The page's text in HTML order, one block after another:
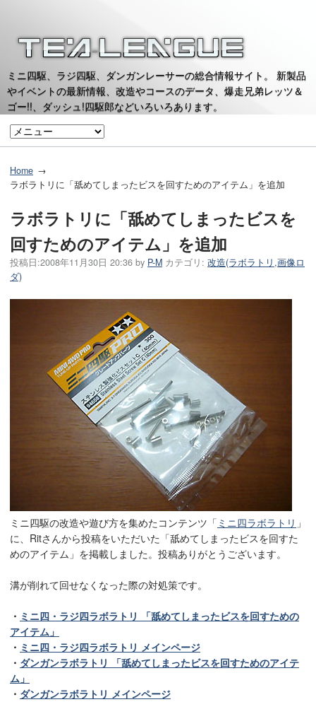
ミニ四駆、ラジ四駆、ダンガンレーサーの総合情報サイト。 新製品
やイベントの最新情報、改造やコースのデータ、爆走兄弟レッツ＆
ゴー!!、ダッシュ!四駆郎などいろいろあります。
Home
ラボラトリに「舐めてしまったビスを回すためのアイテム」を追加
ラボラトリに「舐めてしまったビスを
回すためのアイテム」を追加
投稿日:2008年11月30日 20:36 by P-M カテゴリ: 改造(ラボラトリ,画像ロ
ダ)
ミニ四駆の改造や遊び方を集めたコンテンツ「 ミニ四ラボラトリ 」
に、Ritさんから投稿をいただいた「舐めてしまったビスを回すた
めのアイテム」を掲載しました。投稿ありがとうございます。
溝が削れて回せなくなった際の対処策です。
・ ミニ四・ラジ四ラボラトリ 「舐めてしまったビスを回すための
アイテム」
・ ミニ四・ラジ四ラボラトリ メインページ
・ ダンガンラボラトリ 「舐めてしまったビスを回すためのアイテ
ム」
・ ダンガンラボラトリ メインページ